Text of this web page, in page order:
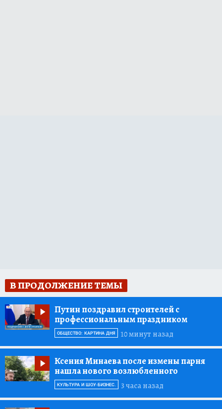
В ПРОДОЛЖЕНИЕ ТЕМЫ
Путин поздравил строителей с
профессиональным праздником
10 минут назад
ОБЩЕСТВО: КАРТИНА ДНЯ
Ксения Минаева после измены парня
нашла нового возлюбленного
3 часа назад
КУЛЬТУРА И ШОУ-БИЗНЕС.